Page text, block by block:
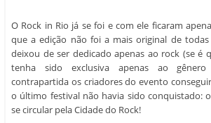
que a edição não foi a mais original de
deixou de ser dedicado apenas ao rock (se é
tenha sido exclusiva apenas ao gênero
contrapartida os criadores do evento
o último festival não havia sido conquistado:
se circular pela Cidade do Rock!